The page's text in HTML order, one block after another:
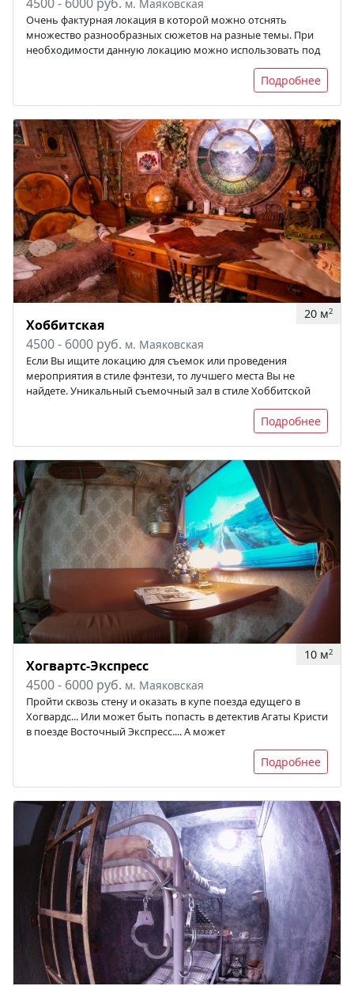
м. Маяковская
Очень фактурная локация в которой можно отснять
множество разнообразных сюжетов на разные темы. При
необходимости данную локацию можно использовать под
Подробнее
20 м2
Хоббитская
4500 - 6000 руб. м. Маяковская
Если Вы ищите локацию для съемок или проведения
мероприятия в стиле фэнтези, то лучшего места Вы не
найдете. Уникальный съемочный зал в стиле Хоббитской
Подробнее
10 м2
Хогвартс-Экспресс
4500 - 6000 руб. м. Маяковская
Пройти сквозь стену и оказать в купе поезда едущего в
Хогвардс... Или может быть попасть в детектив Агаты Кристи
в поезде Восточный Экспресс.... А может
Подробнее